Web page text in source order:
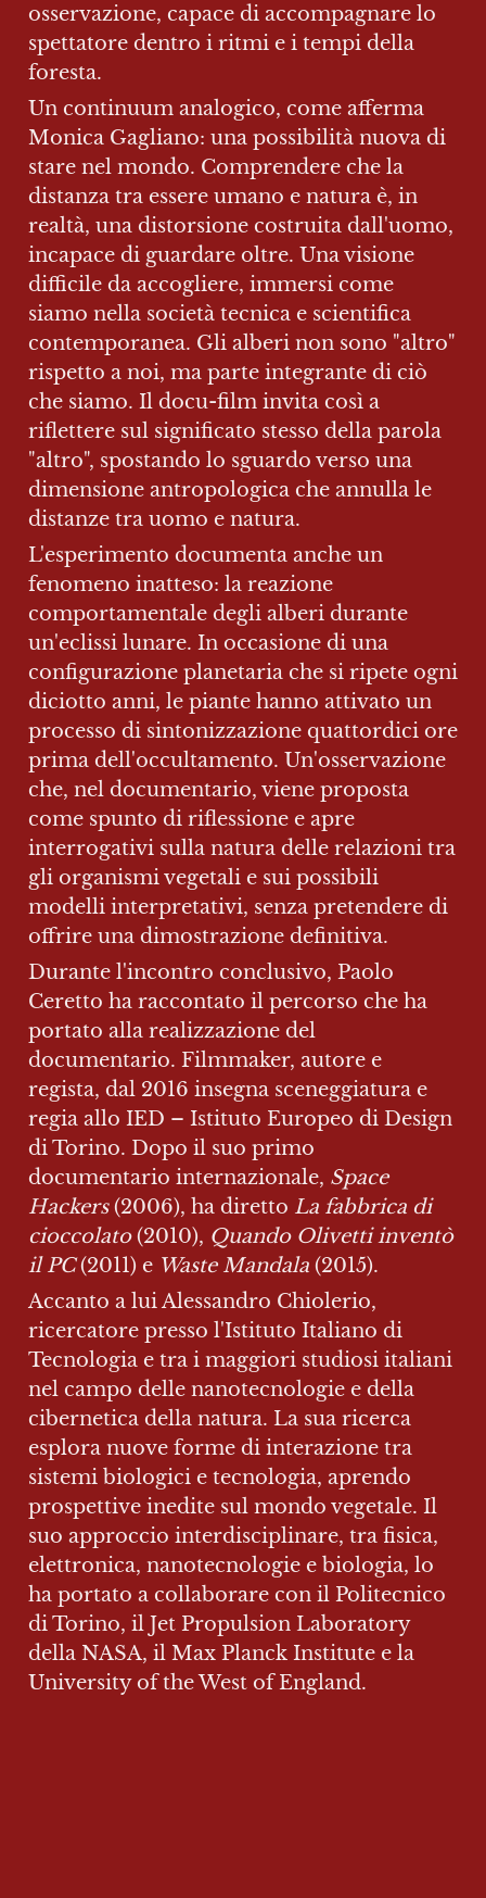
osservazione, capace di accompagnare lo
spettatore dentro i ritmi e i tempi della
foresta.
Un continuum analogico, come afferma
Monica Gagliano: una possibilità nuova di
stare nel mondo. Comprendere che la
distanza tra essere umano e natura è, in
realtà, una distorsione costruita dall'uomo,
incapace di guardare oltre. Una visione
difficile da accogliere, immersi come
siamo nella società tecnica e scientifica
contemporanea. Gli alberi non sono "altro"
rispetto a noi, ma parte integrante di ciò
che siamo. Il docu-film invita così a
riflettere sul significato stesso della parola
"altro", spostando lo sguardo verso una
dimensione antropologica che annulla le
distanze tra uomo e natura.
L'esperimento documenta anche un
fenomeno inatteso: la reazione
comportamentale degli alberi durante
un'eclissi lunare. In occasione di una
configurazione planetaria che si ripete ogni
diciotto anni, le piante hanno attivato un
processo di sintonizzazione quattordici ore
prima dell'occultamento. Un'osservazione
che, nel documentario, viene proposta
come spunto di riflessione e apre
interrogativi sulla natura delle relazioni tra
gli organismi vegetali e sui possibili
modelli interpretativi, senza pretendere di
offrire una dimostrazione definitiva.
Durante l'incontro conclusivo, Paolo
Ceretto ha raccontato il percorso che ha
portato alla realizzazione del
documentario. Filmmaker, autore e
regista, dal 2016 insegna sceneggiatura e
regia allo IED – Istituto Europeo di Design
di Torino. Dopo il suo primo
documentario internazionale, Space
Hackers (2006), ha diretto La fabbrica di
cioccolato (2010), Quando Olivetti inventò
il PC (2011) e Waste Mandala (2015).
Accanto a lui Alessandro Chiolerio,
ricercatore presso l'Istituto Italiano di
Tecnologia e tra i maggiori studiosi italiani
nel campo delle nanotecnologie e della
cibernetica della natura. La sua ricerca
esplora nuove forme di interazione tra
sistemi biologici e tecnologia, aprendo
prospettive inedite sul mondo vegetale. Il
suo approccio interdisciplinare, tra fisica,
elettronica, nanotecnologie e biologia, lo
ha portato a collaborare con il Politecnico
di Torino, il Jet Propulsion Laboratory
della NASA, il Max Planck Institute e la
University of the West of England.